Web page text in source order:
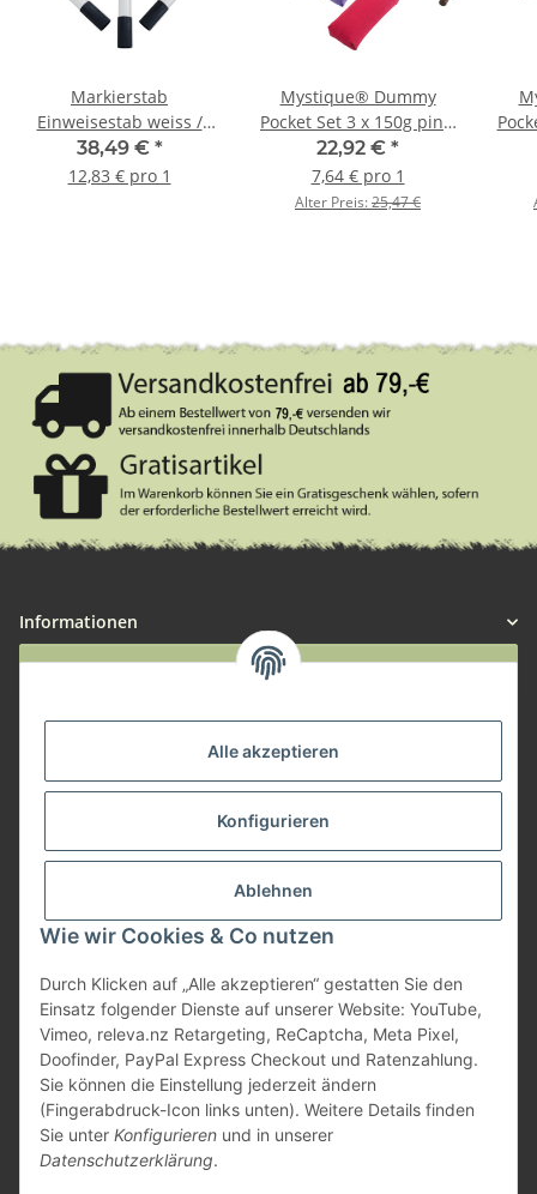
Alle akzeptieren
Konfigurieren
Ablehnen
Wie wir Cookies & Co nutzen
Durch Klicken auf „Alle akzeptieren“ gestatten Sie den
Einsatz folgender Dienste auf unserer Website: YouTube,
Vimeo, releva.nz Retargeting, ReCaptcha, Meta Pixel,
Doofinder, PayPal Express Checkout und Ratenzahlung.
Sie können die Einstellung jederzeit ändern
(Fingerabdruck-Icon links unten). Weitere Details finden
Sie unter Konfigurieren und in unserer
Datenschutzerklärung.
Markierstab
Einweisestab weiss /
schwarz im Set 3 Stück
38,49 € *
12,83 € pro 1
Mystique® Dummy
Pocket Set 3 x 150g pink,
lila, hot pink
22,92 € *
7,64 € pro 1
Alter Preis:25,47 €
Informationen
Widerruf anmelden
Herstellerinformationen
* Alle Preise inkl. gesetzlicher USt., zzgl.